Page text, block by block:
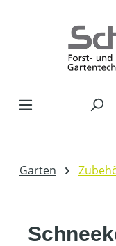
Garten